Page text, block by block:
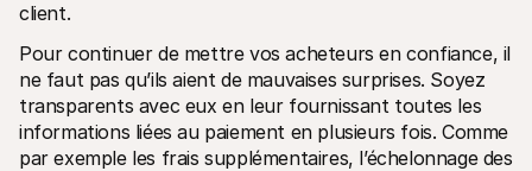
client.
Pour continuer de mettre vos acheteurs en confiance, il
ne faut pas qu’ils aient de mauvaises surprises. Soyez
transparents avec eux en leur fournissant toutes les
informations liées au paiement en plusieurs fois. Comme
par exemple les frais supplémentaires, l’échelonnage des